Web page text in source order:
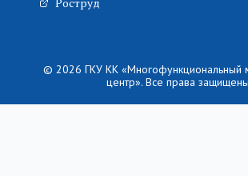
© 2026 ГКУ КК «Многофункциональный
центр». Все права